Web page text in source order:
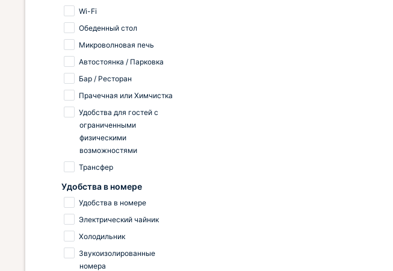
Wi-Fi
Обеденный стол
Микроволновая печь
Автостоянка / Парковка
Бар / Ресторан
Прачечная или Химчистка
Удобства для гостей с
ограниченными
физическими
возможностями
Трансфер
Удобства в номере
Удобства в номере
Электрический чайник
Холодильник
Звукоизолированные
номера